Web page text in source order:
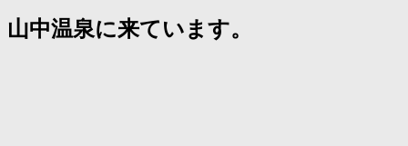
山中温泉に来ています。